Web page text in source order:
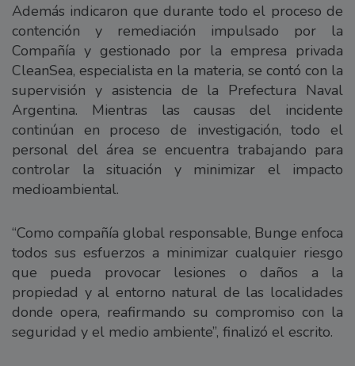
Además indicaron que durante todo el proceso de
contención y remediación impulsado por la
Compañía y gestionado por la empresa privada
CleanSea, especialista en la materia, se contó con la
supervisión y asistencia de la Prefectura Naval
Argentina. Mientras las causas del incidente
continúan en proceso de investigación, todo el
personal del área se encuentra trabajando para
controlar la situación y minimizar el impacto
medioambiental.
“Como compañía global responsable, Bunge enfoca
todos sus esfuerzos a minimizar cualquier riesgo
que pueda provocar lesiones o daños a la
propiedad y al entorno natural de las localidades
donde opera, reafirmando su compromiso con la
seguridad y el medio ambiente”, finalizó el escrito.